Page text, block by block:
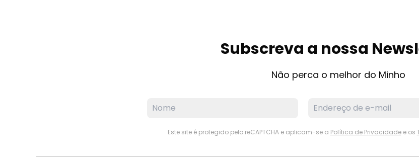
Subscreva a nossa
Não perca o melhor do Minho
Este site é protegido pelo reCAPTCHA e aplicam-se a Política de Privacidadee os